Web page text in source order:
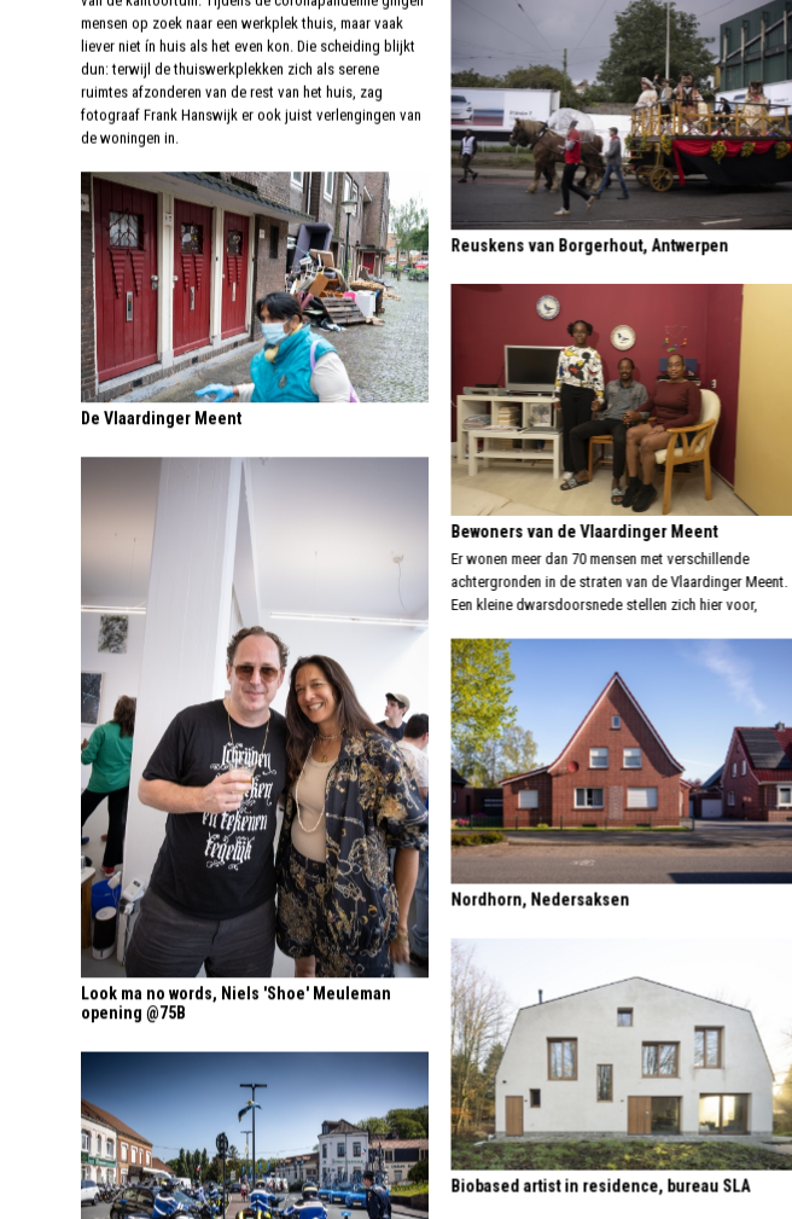
mensen op zoek naar een werkplek thuis, maar vaak
liever niet ín huis als het even kon. Die scheiding blijkt
dun: terwijl de thuiswerkplekken zich als serene
ruimtes afzonderen van de rest van het huis, zag
fotograaf Frank Hanswijk er ook juist verlengingen van
de woningen in.
Reuskens van Borgerhout, Antwerpen
De Vlaardinger Meent
Bewoners van de Vlaardinger Meent
Er wonen meer dan 70 mensen met verschillende
achtergronden in de straten van de Vlaardinger Meent.
Een kleine dwarsdoorsnede stellen zich hier voor,
Look ma no words, Niels 'Shoe' Meuleman
opening @75B
Nordhorn, Nedersaksen
Biobased artist in residence, bureau SLA